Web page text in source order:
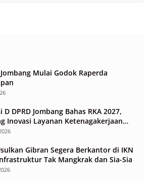
Jombang Mulai Godok Raperda
D DPRD Jombang Bahas RKA 2027,
Inovasi Layanan Ketenagakerjaan
Desa
Gibran Segera Berkantor di IKN
Tak Mangkrak dan Sia-Sia